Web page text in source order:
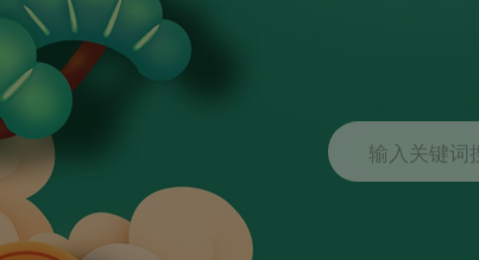
输入关键词